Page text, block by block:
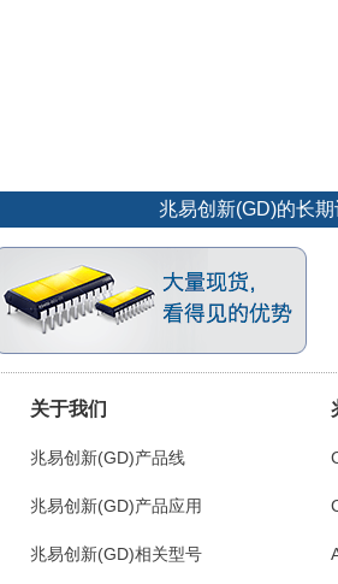
兆易创新(GD)的长
关于我们
兆易创新(GD)产品线
兆易创新(GD)产品应用
兆易创新(GD)相关型号